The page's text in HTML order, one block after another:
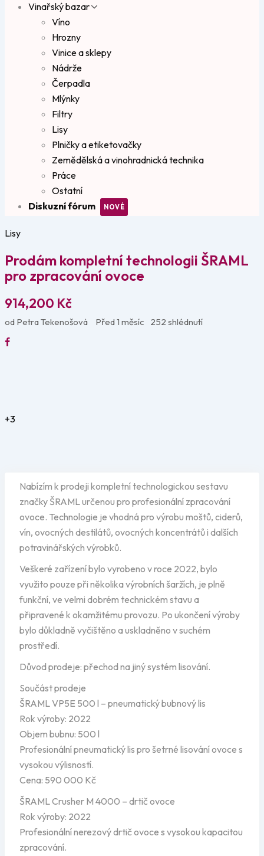
Vinařský bazar
Víno
Hrozny
Vinice a sklepy
Nádrže
Čerpadla
Mlýnky
Filtry
Lisy
Plničky a etiketovačky
Zemědělská a vinohradnická technika
Práce
Ostatní
Diskuzní fórum
Lisy
Prodám kompletní technologii ŠRAML
pro zpracování ovoce
914,200 Kč
od Petra Tekenošová Před 1 měsíc 252 shlédnutí
+3
Nabízím k prodeji kompletní technologickou sestavu
značky ŠRAML určenou pro profesionální zpracování
ovoce. Technologie je vhodná pro výrobu moštů, ciderů,
vín, ovocných destilátů, ovocných koncentrátů i dalších
potravinářských výrobků.
Veškeré zařízení bylo vyrobeno v roce 2022, bylo
využito pouze při několika výrobních šaržích, je plně
funkční, ve velmi dobrém technickém stavu a
připravené k okamžitému provozu. Po ukončení výroby
bylo důkladně vyčištěno a uskladněno v suchém
prostředí.
Důvod prodeje: přechod na jiný systém lisování.
Součást prodeje
ŠRAML VP5E 500 l – pneumatický bubnový lis
Rok výroby: 2022
Objem bubnu: 500 l
Profesionální pneumatický lis pro šetrné lisování ovoce s
vysokou výlisností.
Cena: 590 000 Kč
ŠRAML Crusher M 4000 – drtič ovoce
Rok výroby: 2022
Profesionální nerezový drtič ovoce s vysokou kapacitou
zpracování.